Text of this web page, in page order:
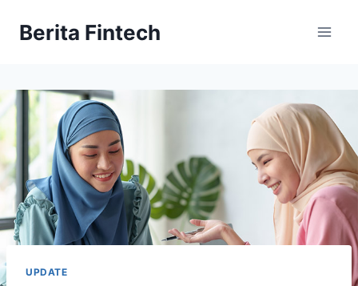
Berita Fintech
UPDATE